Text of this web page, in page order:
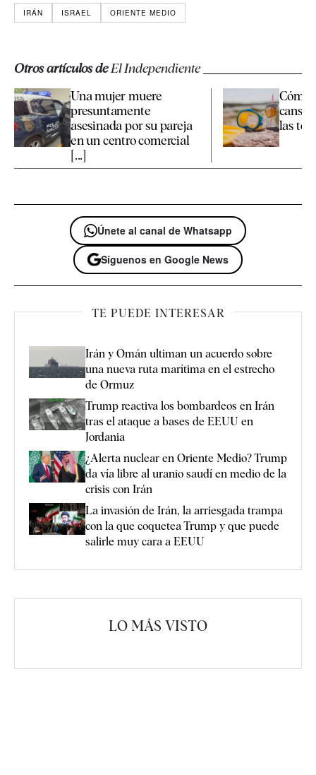
IRÁN ISRAEL ORIENTE MEDIO
Otros artículos deEl Independiente
Una mujer muere
presuntamente
asesinada por su pareja
en un centro comercial
[...]
Cómo
las
Únete al canal de Whatsapp
Síguenos en Google News
TE PUEDE INTERESAR
Irán y Omán ultiman un acuerdo sobre
una nueva ruta marítima en el estrecho
de Ormuz
Trump reactiva los bombardeos en Irán
tras el ataque a bases de EEUU en
Jordania
¿Alerta nuclear en Oriente Medio? Trump
da vía libre al uranio saudí en medio de la
crisis con Irán
La invasión de Irán, la arriesgada trampa
con la que coquetea Trump y que puede
salirle muy cara a EEUU
LO MÁS VISTO